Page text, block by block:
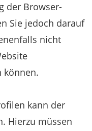
der Browser-
Sie jedoch darauf
nicht
können.
kann der
Hierzu müssen